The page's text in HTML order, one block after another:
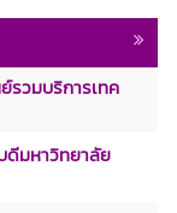
รวมบริการเทค
ดีมหาวิทยาลัย